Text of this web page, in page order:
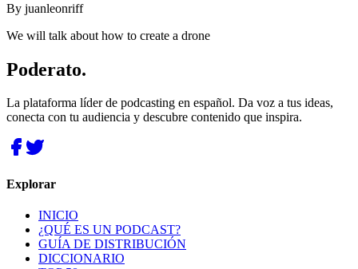
By juanleonriff
We will talk about how to create a drone
Poderato.
La plataforma líder de podcasting en español. Da voz a tus ideas,
conecta con tu audiencia y descubre contenido que inspira.
Explorar
INICIO
¿QUÉ ES UN PODCAST?
GUÍA DE DISTRIBUCIÓN
DICCIONARIO